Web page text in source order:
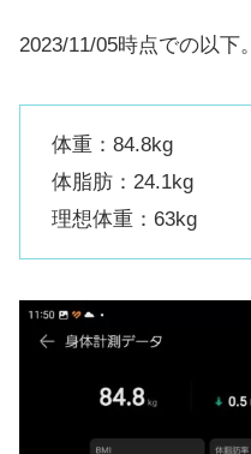
2023/11/05時点での以下。
体重：84.8kg
体脂肪：24.1kg
理想体重：63kg